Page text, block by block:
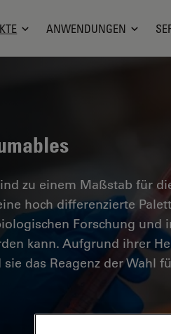
ANWENDUNGEN
zu einem Maßstab für
hoch differenzierte
Forschung und
kann. Aufgrund ihrer
das Reagenz der Wahl